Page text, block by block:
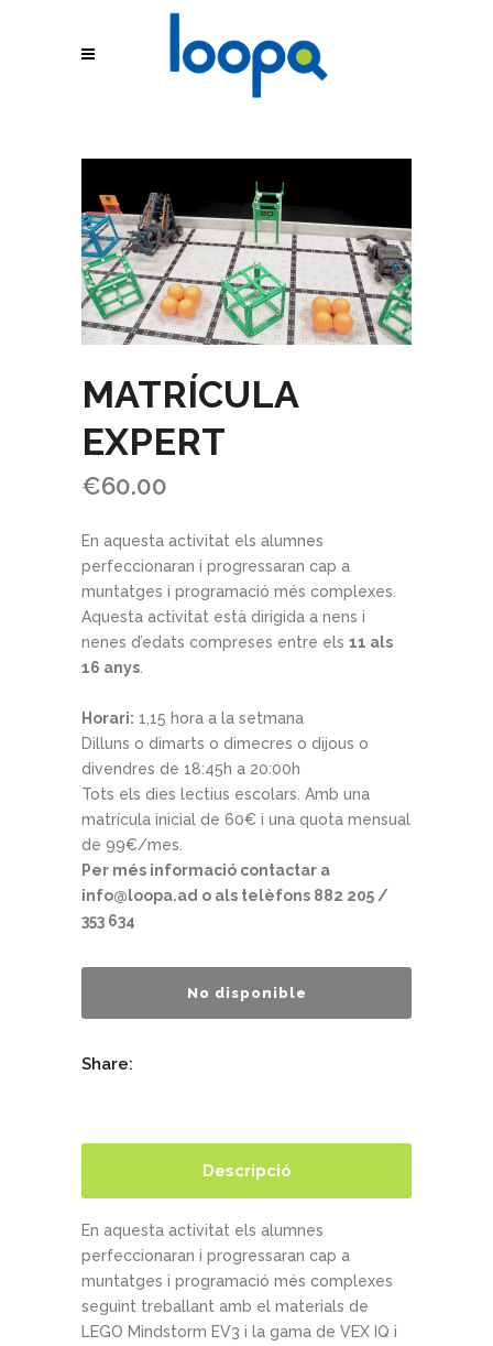
MATRÍCULA
EXPERT
€60.00
En aquesta activitat els alumnes
perfeccionaran i progressaran cap a
muntatges i programació més complexes.
Aquesta activitat està dirigida a nens i
nenes d’edats compreses entre els 11 als
16 anys
Horari: 1,15 hora a la setmana
Dilluns o dimarts o dimecres o dijous o
divendres de 18:45h a 20:00h
Tots els dies lectius escolars. Amb una
matrícula inicial de 60€ i una quota mensual
de 99€/mes.
Per més informació contactar a
info@loopa.ad o als telèfons 882 205 /
353 634
No disponible
Share:
Descripció
En aquesta activitat els alumnes
perfeccionaran i progressaran cap a
muntatges i programació més complexes
seguint treballant amb el materials de
LEGO Mindstorm EV3 i la gama de VEX IQ i